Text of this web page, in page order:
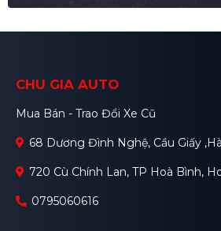
CHU GIA AUTO
Mua Bán - Trao Đổi Xe Cũ
68 Dương Đình Nghệ, Cầu Giấy
720 Cù Chính Lan, TP Hoà Bình,
0795060616